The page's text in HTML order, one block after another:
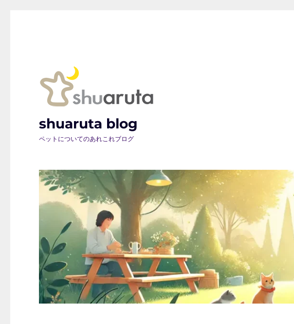
shuaruta blog
ペットについてのあれこれブログ